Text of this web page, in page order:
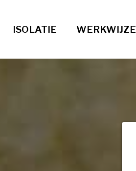
ISOLATIE WERKWIJZE